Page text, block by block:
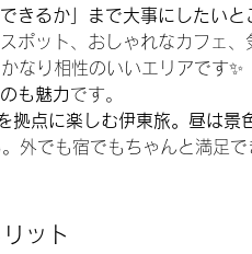
きるか」まで大事にしたいと
ポット、おしゃれなカフェ、
かなり相性のいいエリアです✨
も魅力です。
拠点に楽しむ伊東旅。昼は景
外でも宿でもちゃんと満足
ット